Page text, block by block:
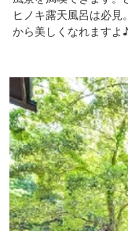
ヒノキ露天風呂は必見
から美しくなれますよ